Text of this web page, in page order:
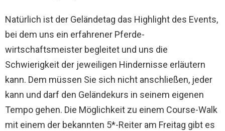
Natürlich ist der Geländetag das Highlight des Events,
bei dem uns ein erfahrener Pferde-
wirtschaftsmeister begleitet und uns die
Schwierigkeit der jeweiligen Hindernisse erläutern
kann. Dem müssen Sie sich nicht anschließen, jeder
kann und darf den Geländekurs in seinem eigenen
Tempo gehen. Die Möglichkeit zu einem Course-Walk
mit einem der bekannten 5*-Reiter am Freitag gibt es